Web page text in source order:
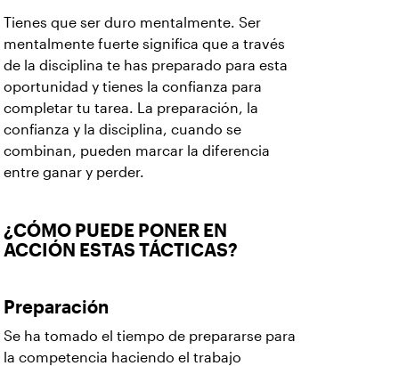
Tienes que ser duro mentalmente. Ser
mentalmente fuerte significa que a través
de la disciplina te has preparado para esta
oportunidad y tienes la confianza para
completar tu tarea. La preparación, la
confianza y la disciplina, cuando se
combinan, pueden marcar la diferencia
entre ganar y perder.
¿CÓMO PUEDE PONER EN
ACCIÓN ESTAS TÁCTICAS?
Preparación
Se ha tomado el tiempo de prepararse para
la competencia haciendo el trabajo